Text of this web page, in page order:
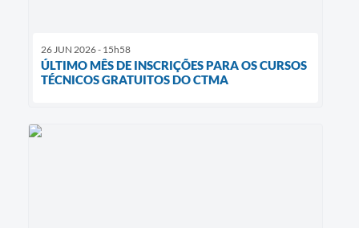
26 JUN 2026 - 15h58
ÚLTIMO MÊS DE INSCRIÇÕES PARA OS CURSOS
TÉCNICOS GRATUITOS DO CTMA